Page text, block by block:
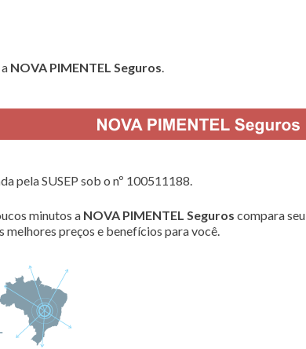
NOVA PIMENTEL Seguros.
pela SUSEP sob o nº 100511188.
minutos a NOVA PIMENTEL Seguros compara seu
melhores preços e benefícios para você.